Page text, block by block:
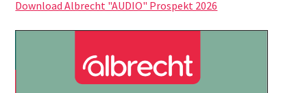
Download Albrecht "AUDIO" Prospekt 2026